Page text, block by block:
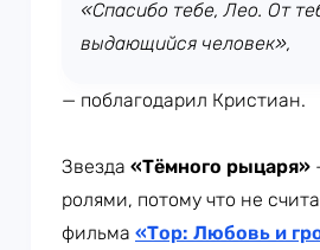
«Спасибо тебе, Лео. От
выдающийся человек»,
— поблагодарил Кристиан.
Звезда «Тёмного рыцаря»
ролями, потому что не
фильма «Тор: Любовь и